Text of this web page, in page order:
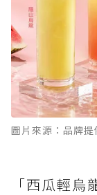
圖片來源：品牌提
「西瓜輕